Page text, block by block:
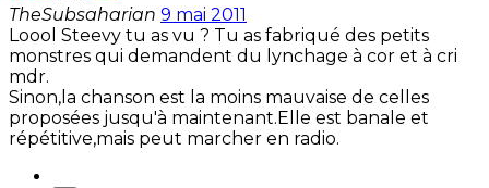
TheSubsaharian 9 mai 2011
Loool Steevy tu as vu ? Tu as fabriqué des petits
monstres qui demandent du lynchage à cor et à cri
mdr.
Sinon,la chanson est la moins mauvaise de celles
proposées jusqu'à maintenant.Elle est banale et
répétitive,mais peut marcher en radio.